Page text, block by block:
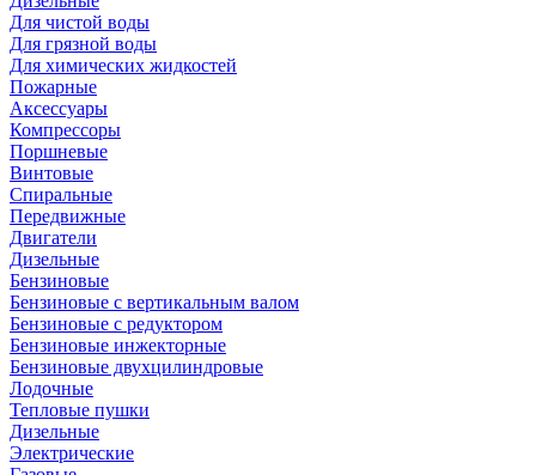
Для чистой воды
Для грязной воды
Для химических жидкостей
Пожарные
Аксессуары
Компрессоры
Поршневые
Винтовые
Спиральные
Передвижные
Двигатели
Дизельные
Бензиновые
Бензиновые с вертикальным валом
Бензиновые с редуктором
Бензиновые инжекторные
Бензиновые двухцилиндровые
Лодочные
Тепловые пушки
Дизельные
Электрические